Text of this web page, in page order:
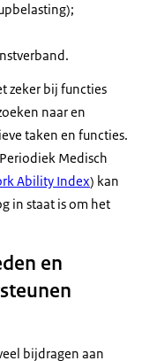
zeker bij functies
naar en
taken en functies.
Medisch
Ability Index) kan
in staat is om het
en
bijdragen aan